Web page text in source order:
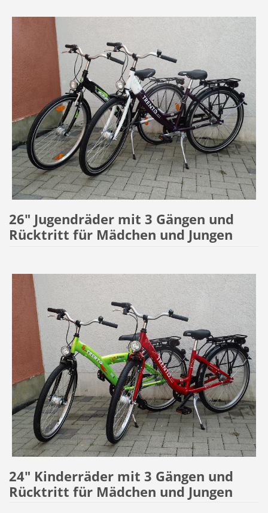
26" Jugendräder mit 3 Gängen und
Rücktritt für Mädchen und Jungen
24" Kinderräder mit 3 Gängen und
Rücktritt für Mädchen und Jungen